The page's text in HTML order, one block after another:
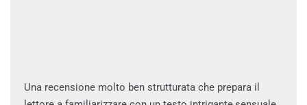
Una recensione molto ben strutturata che prepara il